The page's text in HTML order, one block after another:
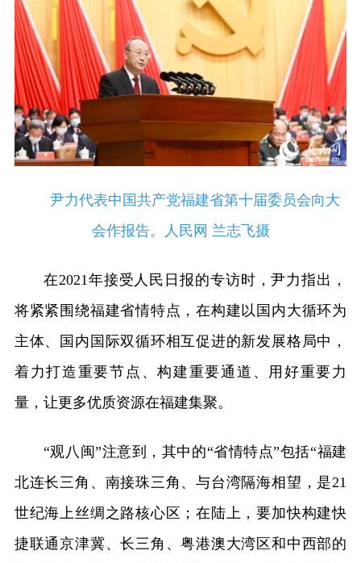
尹力代表中国共产党福建省第十届委员会向大
会作报告。人民网 兰志飞摄
在2021年接受人民日报的专访时，尹力指出，
将紧紧围绕福建省情特点，在构建以国内大循环为
主体、国内国际双循环相互促进的新发展格局中，
着力打造重要节点、构建重要通道、用好重要力
量，让更多优质资源在福建集聚。
“观八闽”注意到，其中的“省情特点”包括“福建
北连长三角、南接珠三角、与台湾隔海相望，是21
世纪海上丝绸之路核心区；在陆上，要加快构建快
捷联通京津冀、长三角、粤港澳大湾区和中西部的